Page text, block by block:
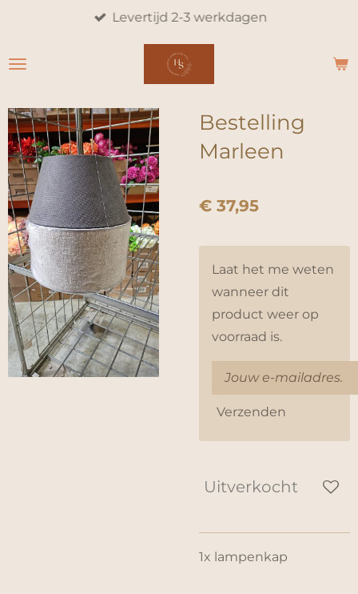
naar
hoofdinhoud
Levertijd 2-3 werkdagen
Bestelling
Marleen
€ 37,95
Laat het me weten
wanneer dit
product weer op
voorraad is.
Verzenden
Uitverkocht
1x lampenkap